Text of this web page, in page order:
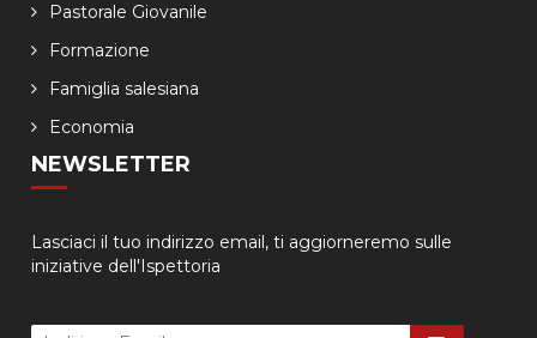
Pastorale Giovanile
Formazione
Famiglia salesiana
Economia
NEWSLETTER
Lasciaci il tuo indirizzo email, ti aggiorneremo sulle
iniziative dell'Ispettoria